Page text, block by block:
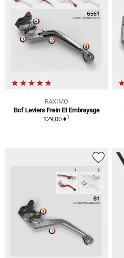
RAXIMO
Bcf Leviers Frein Et Embrayage
129,00 €1